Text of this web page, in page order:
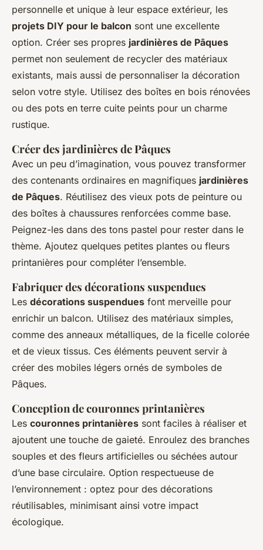
personnelle et unique à leur espace extérieur, les
projets DIY pour le balcon sont une excellente
option. Créer ses propres jardinières de Pâques
permet non seulement de recycler des matériaux
existants, mais aussi de personnaliser la décoration
selon votre style. Utilisez des boîtes en bois rénovées
ou des pots en terre cuite peints pour un charme
rustique.
Créer des jardinières de Pâques
Avec un peu d’imagination, vous pouvez transformer
des contenants ordinaires en magnifiques jardinières
de Pâques. Réutilisez des vieux pots de peinture ou
des boîtes à chaussures renforcées comme base.
Peignez-les dans des tons pastel pour rester dans le
thème. Ajoutez quelques petites plantes ou fleurs
printanières pour compléter l’ensemble.
Fabriquer des décorations suspendues
Les décorations suspendues font merveille pour
enrichir un balcon. Utilisez des matériaux simples,
comme des anneaux métalliques, de la ficelle colorée
et de vieux tissus. Ces éléments peuvent servir à
créer des mobiles légers ornés de symboles de
Pâques.
Conception de couronnes printanières
Les couronnes printanières sont faciles à réaliser et
ajoutent une touche de gaieté. Enroulez des branches
souples et des fleurs artificielles ou séchées autour
d’une base circulaire. Option respectueuse de
l’environnement : optez pour des décorations
réutilisables, minimisant ainsi votre impact
écologique.